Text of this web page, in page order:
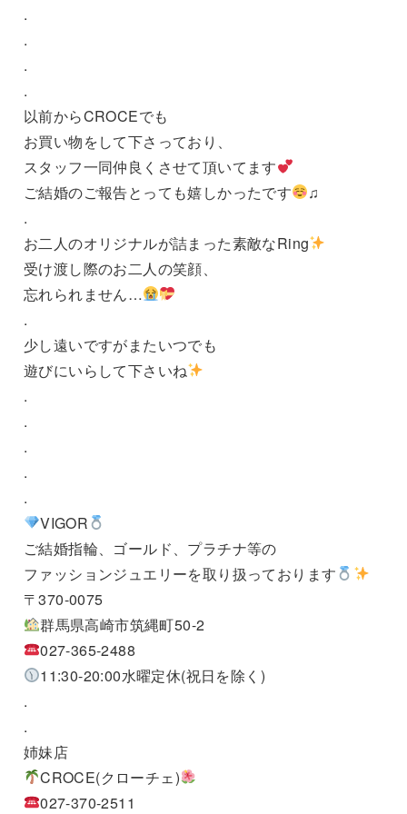
.
.
.
.
以前からCROCEでも
お買い物をして下さっており、
スタッフ一同仲良くさせて頂いてます
ご結婚のご報告とっても嬉しかったです
♫
.
お二人のオリジナルが詰まった素敵なRing
受け渡し際のお二人の笑顔、
忘れられません…
.
少し遠いですがまたいつでも
遊びにいらして下さいね
.
.
.
.
.
VIGOR
ご結婚指輪、ゴールド、プラチナ等の
ファッションジュエリーを取り扱っております
〒370-0075
群馬県高崎市筑縄町50-2
027-365-2488
11:30-20:00水曜定休(祝日を除く)
.
.
姉妹店
CROCE(クローチェ)
027-370-2511